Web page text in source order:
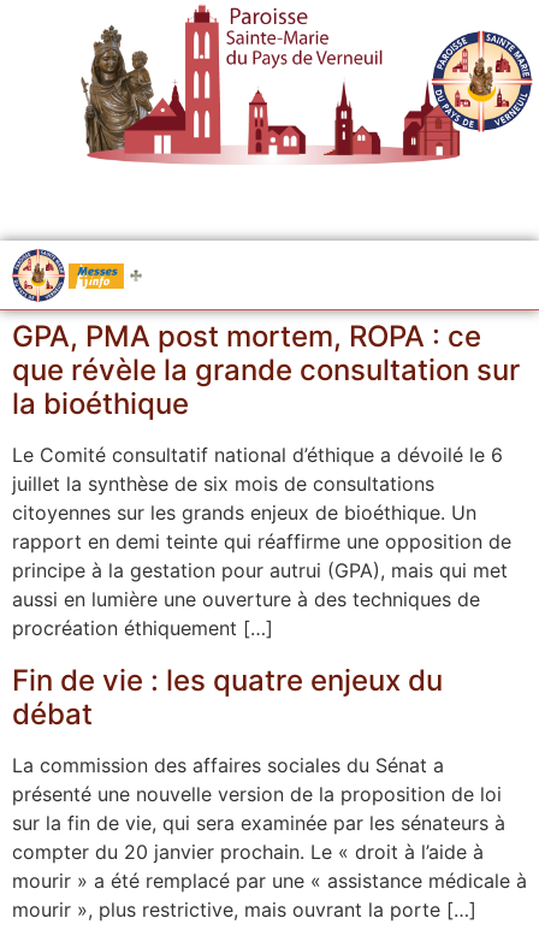
Messes
GPA, PMA post mortem, ROPA : ce
que révèle la grande consultation sur
la bioéthique
Le Comité consultatif national d’éthique a dévoilé le 6
juillet la synthèse de six mois de consultations
citoyennes sur les grands enjeux de bioéthique. Un
rapport en demi teinte qui réaffirme une opposition de
principe à la gestation pour autrui (GPA), mais qui met
aussi en lumière une ouverture à des techniques de
procréation éthiquement […]
Fin de vie : les quatre enjeux du
débat
La commission des affaires sociales du Sénat a
présenté une nouvelle version de la proposition de loi
sur la fin de vie, qui sera examinée par les sénateurs à
compter du 20 janvier prochain. Le « droit à l’aide à
mourir » a été remplacé par une « assistance médicale à
mourir », plus restrictive, mais ouvrant la porte […]